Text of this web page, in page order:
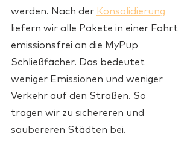
werden. Nach der Konsolidierung
liefern wir alle Pakete in einer Fahrt
emissionsfrei an die MyPup
Schließfächer. Das bedeutet
weniger Emissionen und weniger
Verkehr auf den Straßen. So
tragen wir zu sichereren und
saubereren Städten bei.